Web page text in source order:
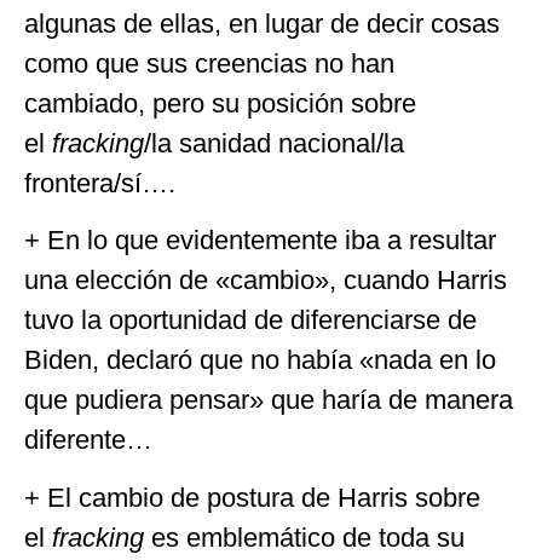
algunas de ellas, en lugar de decir cosas
como que sus creencias no han
cambiado, pero su posición sobre
el fracking/la sanidad nacional/la
frontera/sí….
+ En lo que evidentemente iba a resultar
una elección de «cambio», cuando Harris
tuvo la oportunidad de diferenciarse de
Biden, declaró que no había «nada en lo
que pudiera pensar» que haría de manera
diferente…
+ El cambio de postura de Harris sobre
el fracking es emblemático de toda su